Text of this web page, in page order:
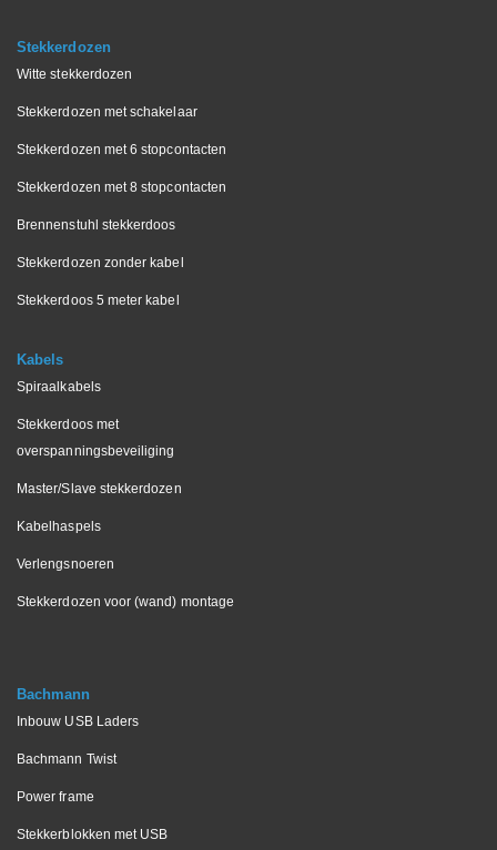
Stekkerdozen
Witte stekkerdozen
Stekkerdozen met schakelaar
Stekkerdozen met 6 stopcontacten
Stekkerdozen met 8 stopcontacten
Brennenstuhl stekkerdoos
Stekkerdozen zonder kabel
Stekkerdoos 5 meter kabel
Kabels
Spiraalkabels
Stekkerdoos met
overspanningsbeveiliging
Master/Slave stekkerdozen
Kabelhaspels
Verlengsnoeren
Stekkerdozen voor (wand) montage
Bachmann
Inbouw USB Laders
Bachmann Twist
Power frame
Stekkerblokken met USB